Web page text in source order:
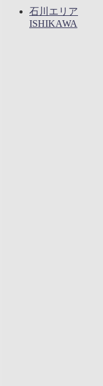
石川エリア
ISHIKAWA